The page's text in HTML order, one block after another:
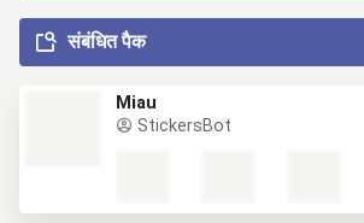
संबंधित पैक
Miau
StickersBot